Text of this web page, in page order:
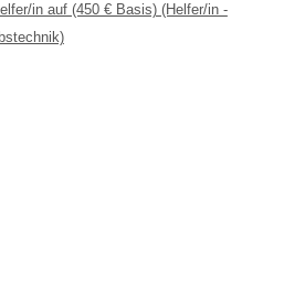
in auf (450 € Basis) (Helfer/in -